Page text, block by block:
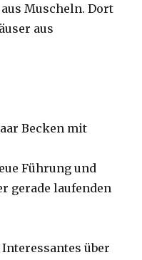
Muscheln. Dort
aus
Becken mit
Führung und
gerade laufenden
über